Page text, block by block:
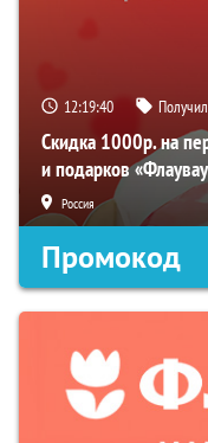
12:19:39
Скидка 1000р. на
и подарков
Россия
Промокод